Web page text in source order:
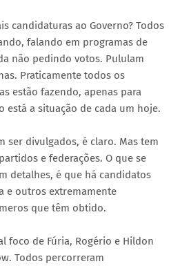
candidaturas ao Governo? Todos
falando em programas de
não pedindo votos. Pululam
Praticamente todos os
estão fazendo, apenas para
está a situação de cada um hoje.
ser divulgados, é claro. Mas tem
e federações. O que se
detalhes, é que há candidatos
e outros extremamente
que têm obtido.
foco de Fúria, Rogério e Hildon
Todos percorreram